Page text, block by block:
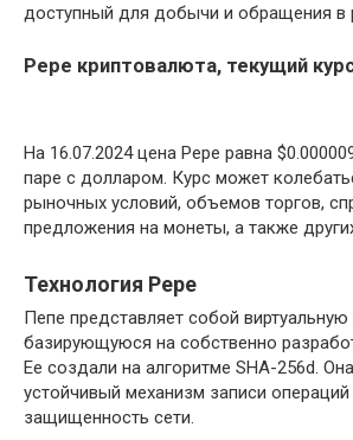
доступный для добычи и обращения в
Pepe криптовалюта, текущий
На 16.07.2024 цена Pepe равна
паре с долларом. Курс может
рыночных условий, объемов торгов,
предложения на монеты, а также
Технология Pepe
Пепе представляет собой виртуальную
базирующуюся на собственно
Ее создали на алгоритме SHA-256d.
устойчивый механизм записи операций
защищенность сети.